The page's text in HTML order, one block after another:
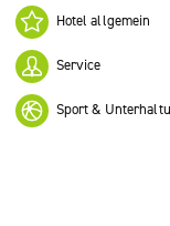
Hotel allgemein
Service
Sport &